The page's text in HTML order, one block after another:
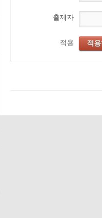
출제자
적용 적